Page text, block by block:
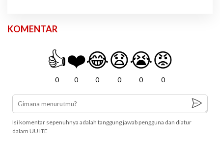
KOMENTAR
👍
0
❤️
0
😂
0
😧
0
😭
0
😡
0
Isi komentar sepenuhnya adalah tanggung jawab pengguna dan diatur
dalam UU ITE